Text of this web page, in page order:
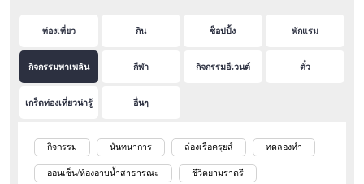
ท่องเที่ยว กิน ช็อปปิ้ง พักแรม
กิจกรรมพาเพลิน กีฬา กิจกรรมอีเวนต์ ตั๋ว
เกร็ดท่องเที่ยวน่ารู้ อื่นๆ
กิจกรรม นันทนาการ ล่องเรือครุยส์ ทดลองทำ
ออนเซ็น/ห้องอาบน้ำสาธารณะ ชีวิตยามราตรี